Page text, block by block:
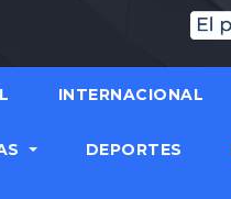
INTERNACIONAL
DEPORTES